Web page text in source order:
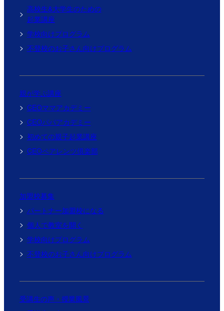
高校生&大学生のための
起業講座
学校向けプログラム
不登校のお子さん向けプログラム
親が学ぶ講座
CEOママアカデミー
CEOパパアカデミー
初めての親子起業講座
CEOペアレンツ倶楽部
加盟校募集
パートナー加盟校になる
個人で教室を開く
学校向けプログラム
不登校のお子さん向けプログラム
受講生の声・授業風景